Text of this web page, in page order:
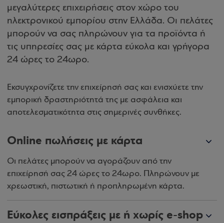
μεγαλύτερες επιχειρήσεις στον χώρο του
ηλεκτρονικού εμπορίου στην Ελλάδα. Οι πελάτες
μπορούν να σας πληρώνουν για τα προϊόντα ή
τις υπηρεσίες σας με κάρτα εύκολα και γρήγορα
24 ώρες το 24ωρο.
Εκσυγχρονίζετε την επιχείρησή σας και ενισχύετε την
εμπορική δραστηριότητά της με ασφάλεια και
αποτελεσματικότητα στις σημερινές συνθήκες.
Online πωλήσεις με κάρτα
Οι πελάτες μπορούν να αγοράζουν από την
επιχείρησή σας 24 ώρες το 24ωρο. Πληρώνουν με
χρεωστική, πιστωτική ή προπληρωμένη κάρτα.
Εύκολες εισπράξεις με ή χωρίς e-shop